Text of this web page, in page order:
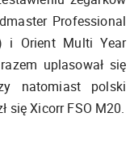
Professional
i Orient Multi Year
uplasował się
natomiast polski
się Xicorr FSO M20.